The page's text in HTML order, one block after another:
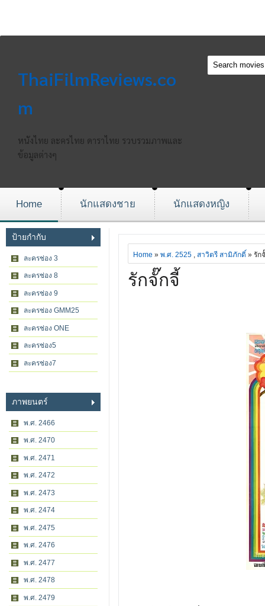
ThaiFilmReviews.co
m
หนังไทย ละครไทย ดาราไทย รวบรวมภาพและ
ข้อมูลต่างๆ
Home นักแสดงชาย นักแสดงหญิง
ป้ายกำกับ
ละครช่อง 3
ละครช่อง 8
ละครช่อง 9
ละครช่อง GMM25
ละครช่อง ONE
ละครช่อง5
ละครช่อง7
ภาพยนตร์
พ.ศ. 2466
พ.ศ. 2470
พ.ศ. 2471
พ.ศ. 2472
พ.ศ. 2473
พ.ศ. 2474
พ.ศ. 2475
พ.ศ. 2476
พ.ศ. 2477
พ.ศ. 2478
พ.ศ. 2479
Home » พ.ศ. 2525 , สาวิตรี สามิภักดิ์ » รัก
รักจั๊กจี้